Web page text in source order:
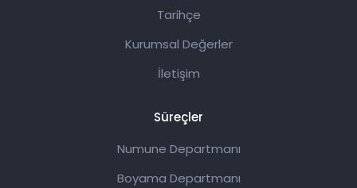
Tarihçe
Kurumsal Değerler
İletişim
Süreçler
Numune Departmanı
Boyama Departmanı